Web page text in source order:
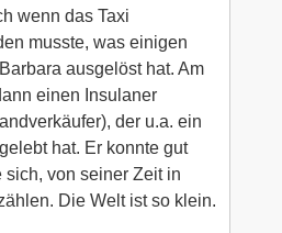
wenn das Taxi
musste, was einigen
ausgelöst hat. Am
einen Insulaner
der u.a. ein
hat. Er konnte gut
sich, von seiner Zeit in
Die Welt ist so klein.